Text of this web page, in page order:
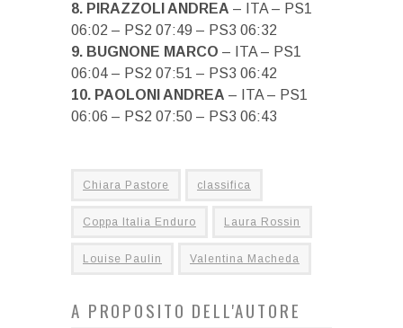
8. PIRAZZOLI ANDREA – ITA – PS1
06:02 – PS2 07:49 – PS3 06:32
9. BUGNONE MARCO – ITA – PS1
06:04 – PS2 07:51 – PS3 06:42
10. PAOLONI ANDREA – ITA – PS1
06:06 – PS2 07:50 – PS3 06:43
Chiara Pastore classifica
Coppa Italia Enduro Laura Rossin
Louise Paulin Valentina Macheda
A PROPOSITO DELL'AUTORE